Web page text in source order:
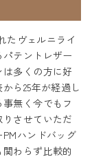
たヴェルニライ
テントレザー
多くの方に好
ら25年が経過し
無く今でもフ
させていただ
ハンドバッグ
わらず比較的